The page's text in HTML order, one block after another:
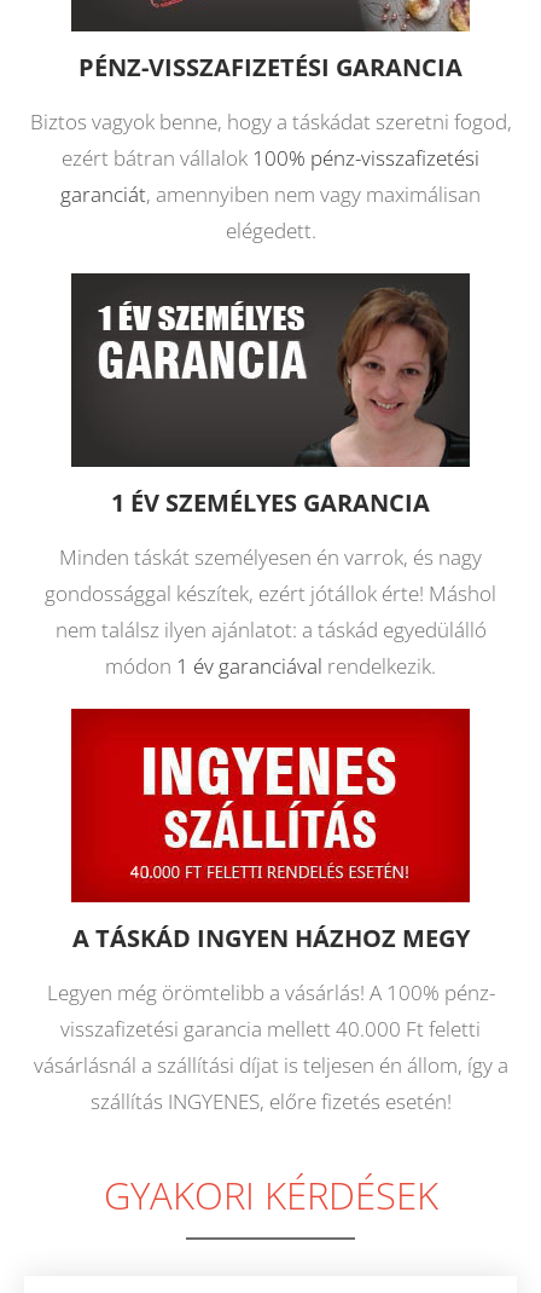
PÉNZ-VISSZAFIZETÉSI GARANCIA
Biztos vagyok benne, hogy a táskádat szeretni fogod,
ezért bátran vállalok 100% pénz-visszafizetési
garanciát, amennyiben nem vagy maximálisan
elégedett.
1 ÉV SZEMÉLYES GARANCIA
Minden táskát személyesen én varrok, és nagy
gondossággal készítek, ezért jótállok érte! Máshol
nem találsz ilyen ajánlatot: a táskád egyedülálló
módon 1 év garanciával rendelkezik.
A TÁSKÁD INGYEN HÁZHOZ MEGY
Legyen még örömtelibb a vásárlás! A 100% pénz-
visszafizetési garancia mellett 40.000 Ft feletti
vásárlásnál a szállítási díjat is teljesen én állom, így a
szállítás INGYENES, előre fizetés esetén!
GYAKORI KÉRDÉSEK